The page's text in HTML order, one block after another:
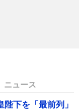
ニュース
下を「最前列」